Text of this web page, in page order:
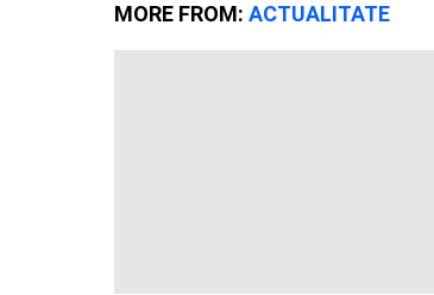
MORE FROM: ACTUALITATE